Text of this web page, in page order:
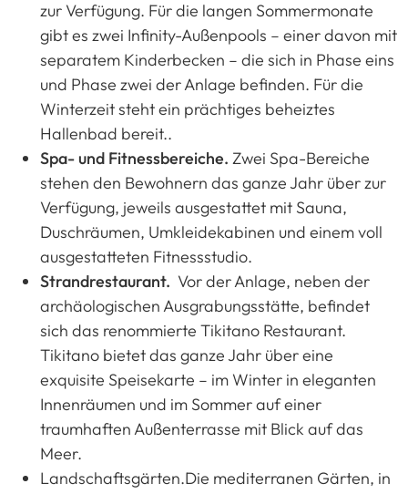
zur Verfügung. Für die langen Sommermonate
gibt es zwei Infinity-Außenpools – einer davon mit
separatem Kinderbecken – die sich in Phase eins
und Phase zwei der Anlage befinden. Für die
Winterzeit steht ein prächtiges beheiztes
Hallenbad bereit..
Spa- und Fitnessbereiche. Zwei Spa-Bereiche
stehen den Bewohnern das ganze Jahr über zur
Verfügung, jeweils ausgestattet mit Sauna,
Duschräumen, Umkleidekabinen und einem voll
ausgestatteten Fitnessstudio.
Strandrestaurant. Vor der Anlage, neben der
archäologischen Ausgrabungsstätte, befindet
sich das renommierte Tikitano Restaurant.
Tikitano bietet das ganze Jahr über eine
exquisite Speisekarte – im Winter in eleganten
Innenräumen und im Sommer auf einer
traumhaften Außenterrasse mit Blick auf das
Meer.
Landschaftsgärten.Die mediterranen Gärten, in